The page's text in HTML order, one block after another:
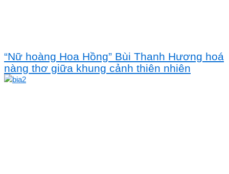
“Nữ hoàng Hoa Hồng” Bùi Thanh Hương hoá
nàng thơ giữa khung cảnh thiên nhiên